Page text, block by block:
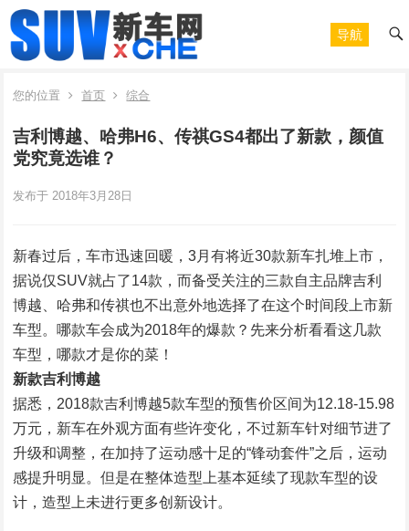
导航
您的位置 首页 综合
吉利博越、哈弗H6、传祺GS4都出了新款，颜值
党究竟选谁？
发布于 2018年3月28日
新春过后，车市迅速回暖，3月有将近30款新车扎堆上市，
据说仅SUV就占了14款，而备受关注的三款自主品牌吉利
博越、哈弗和传祺也不出意外地选择了在这个时间段上市新
车型。哪款车会成为2018年的爆款？先来分析看看这几款
车型，哪款才是你的菜！
新款吉利博越
据悉，2018款吉利博越5款车型的预售价区间为12.18-15.98
万元，新车在外观方面有些许变化，不过新车针对细节进了
升级和调整，在加持了运动感十足的“锋动套件”之后，运动
感提升明显。但是在整体造型上基本延续了现款车型的设
计，造型上未进行更多创新设计。